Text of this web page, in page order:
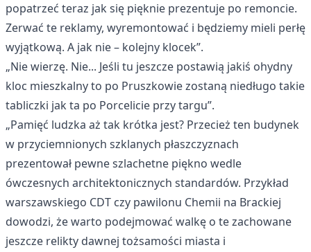
popatrzeć teraz jak się pięknie prezentuje po remoncie.
Zerwać te reklamy, wyremontować i będziemy mieli perłę
wyjątkową. A jak nie – kolejny klocek”.
„Nie wierzę. Nie... Jeśli tu jeszcze postawią jakiś ohydny
kloc mieszkalny to po Pruszkowie zostaną niedługo takie
tabliczki jak ta po Porcelicie przy targu”.
„Pamięć ludzka aż tak krótka jest? Przecież ten budynek
w przyciemnionych szklanych płaszczyznach
prezentował pewne szlachetne piękno wedle
ówczesnych architektonicznych standardów. Przykład
warszawskiego CDT czy pawilonu Chemii na Brackiej
dowodzi, że warto podejmować walkę o te zachowane
jeszcze relikty dawnej tożsamości miasta i